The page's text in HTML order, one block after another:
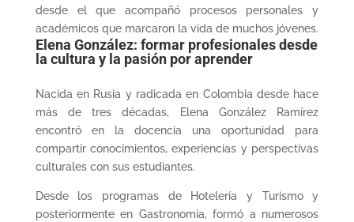
desde el que acompañó procesos personales y
académicos que marcaron la vida de muchos jóvenes.
Elena González: formar profesionales desde
la cultura y la pasión por aprender
Nacida en Rusia y radicada en Colombia desde hace
más de tres décadas, Elena González Ramírez
encontró en la docencia una oportunidad para
compartir conocimientos, experiencias y perspectivas
culturales con sus estudiantes.
Desde los programas de Hotelería y Turismo y
posteriormente en Gastronomía, formó a numerosos